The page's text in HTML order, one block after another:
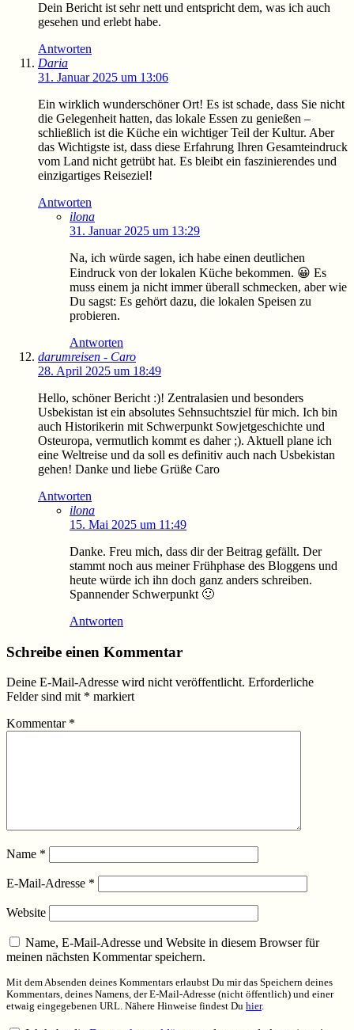
Dein Bericht ist sehr nett und entspricht dem, was ich auch
gesehen und erlebt habe.
Antworten
Daria
31. Januar 2025 um 13:06
Ein wirklich wunderschöner Ort! Es ist schade, dass Sie nicht
die Gelegenheit hatten, das lokale Essen zu genießen –
schließlich ist die Küche ein wichtiger Teil der Kultur. Aber
das Wichtigste ist, dass diese Erfahrung Ihren Gesamteindruck
vom Land nicht getrübt hat. Es bleibt ein faszinierendes und
einzigartiges Reiseziel!
Antworten
ilona
31. Januar 2025 um 13:29
Na, ich würde sagen, ich habe einen deutlichen
Eindruck von der lokalen Küche bekommen. 😀 Es
muss einem ja nicht immer überall schmecken, aber wie
Du sagst: Es gehört dazu, die lokalen Speisen zu
probieren.
Antworten
darumreisen - Caro
28. April 2025 um 18:49
Hello, schöner Bericht :)! Zentralasien und besonders
Usbekistan ist ein absolutes Sehnsuchtsziel für mich. Ich bin
auch Historikerin mit Schwerpunkt Sowjetgeschichte und
Osteuropa, vermutlich kommt es daher ;). Aktuell plane ich
eine Weltreise und da soll es definitiv auch nach Usbekistan
gehen! Danke und liebe Grüße Caro
Antworten
ilona
15. Mai 2025 um 11:49
Danke. Freu mich, dass dir der Beitrag gefällt. Der
stammt noch aus meiner Frühphase des Bloggens und
heute würde ich ihn doch ganz anders schreiben.
Spannender Schwerpunkt 🙂
Antworten
Schreibe einen Kommentar
Deine E-Mail-Adresse wird nicht veröffentlicht. Erforderliche
Felder sind mit * markiert
Kommentar *
Name *
E-Mail-Adresse *
Website
Name, E-Mail-Adresse und Website in diesem Browser für
meinen nächsten Kommentar speichern.
Mit dem Absenden deines Kommentars erlaubst Du mir das Speichern deines
Kommentars, deines Namens, der E-Mail-Adresse (nicht öffentlich) und einer
etwaig eingegebenen URL. Nähere Hinweise findest Du hier.